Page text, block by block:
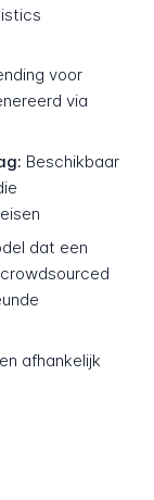
voor
via
Beschikbaar
dat een
afhankelijk